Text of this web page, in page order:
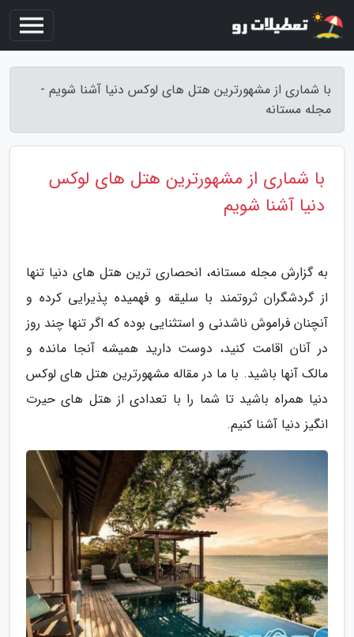
با شماری از مشهورترین هتل های لوکس دنیا آشنا شویم -
مجله مستانه
با شماری از مشهورترین هتل های لوکس
دنیا آشنا شویم
به گزارش مجله مستانه، انحصاری ترین هتل های دنیا تنها
از گردشگران ثروتمند با سلیقه و فهمیده پذیرایی کرده و
آنچنان فراموش ناشدنی و استثنایی بوده که اگر تنها چند روز
در آنان اقامت کنید، دوست دارید همیشه آنجا مانده و
مالک آنها باشید. با ما در مقاله مشهورترین هتل های لوکس
دنیا همراه باشید تا شما را با تعدادی از هتل های حیرت
انگیز دنیا آشنا کنیم.